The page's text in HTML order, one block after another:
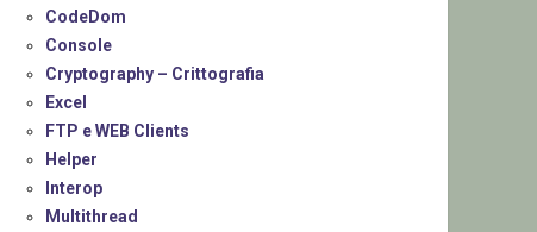
CodeDom
Console
Cryptography – Crittografia
Excel
FTP e WEB Clients
Helper
Interop
Multithread